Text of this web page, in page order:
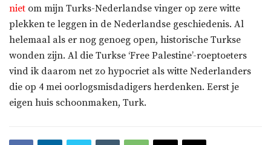
niet om mijn Turks-Nederlandse vinger op zere witte
plekken te leggen in de Nederlandse geschiedenis. Al
helemaal als er nog genoeg open, historische Turkse
wonden zijn. Al die Turkse ‘Free Palestine’-roeptoeters
vind ik daarom net zo hypocriet als witte Nederlanders
die op 4 mei oorlogsmisdadigers herdenken. Eerst je
eigen huis schoonmaken, Turk.